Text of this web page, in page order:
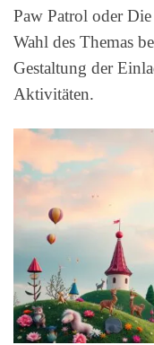
Paw Patrol oder
Wahl des Themas
Gestaltung der
Aktivitäten.